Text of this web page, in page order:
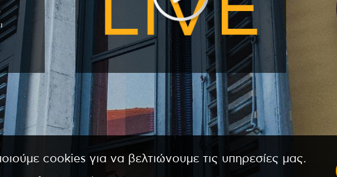
cookies για να βελτιώνουμε τις υπηρεσίες μας.